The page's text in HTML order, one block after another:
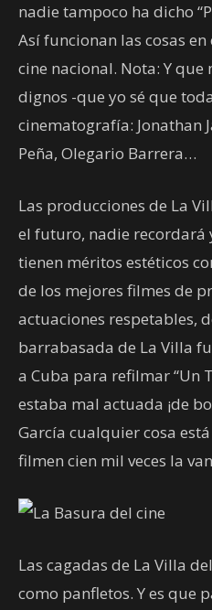
nadie tampoco ha dicho
Así funcionan las cosas
cine nacional. Nota: Y
dignos -que yo sé que
cinematografía: Jonathan
Peña, Olegario Barrera…
Las producciones de La
el futuro, nadie recordará
tienen méritos estéticos
de los mejores filmes de
actuaciones respetables,
barrabasada de La Villa
a Cuba para refilmar “Un
estaba mal actuada ¡de
García cualquier cosa
filmen cien mil veces la
Las cagadas de La Villa
como panfletos. Y es que